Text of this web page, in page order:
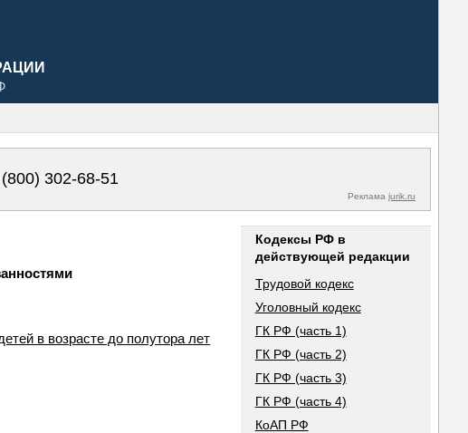
302-68-51
Реклама jurik.ru
в возрасте до полутора лет
Кодексы РФ в
действующей редакции
Трудовой кодекс
Уголовный кодекс
ГК РФ (часть 1)
ГК РФ (часть 2)
ГК РФ (часть 3)
ГК РФ (часть 4)
КоАП РФ